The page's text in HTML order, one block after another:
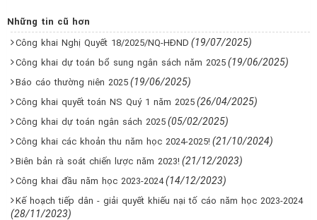
Những tin cũ hơn
Công khai Nghị Quyết 18/2025/NQ-HĐND (19/07/2025)
Công khai dự toán bổ sung ngân sách năm 2025 (19/06/2025)
Báo cáo thường niên 2025 (19/06/2025)
Công khai quyết toán NS Quý 1 năm 2025 (26/04/2025)
Công khai dự toán ngân sách 2025 (05/02/2025)
Công khai các khoản thu năm học 2024-2025! (21/10/2024)
Biên bản rà soát chiến lược năm 2023! (21/12/2023)
Công khai đầu năm học 2023-2024 (14/12/2023)
Kế hoạch tiếp dân - giải quyết khiếu nại tố cáo năm học 2023-2024
(28/11/2023)